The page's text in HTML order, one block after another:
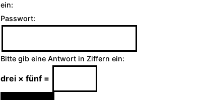
ein:
Passwort:
Bitte gib eine Antwort in Ziffern ein:
drei × fünf =